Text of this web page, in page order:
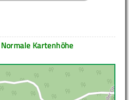
Normale Kartenhöhe